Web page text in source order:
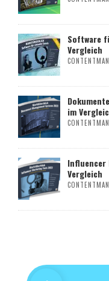
Software
Vergleich
im
Influencer
Vergleich